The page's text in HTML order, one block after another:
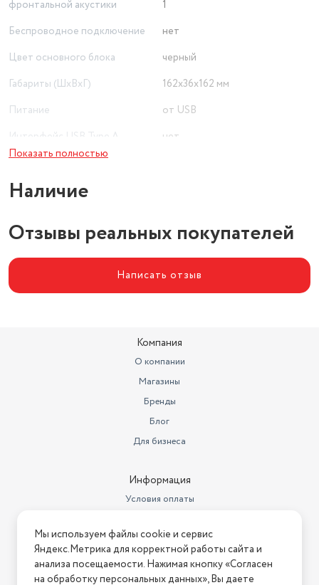
фронтальной акустики
1
Беспроводное подключение
нет
Цвет основного блока
черный
Габариты (ШxВxГ)
162x36x162 мм
Питание
от USB
нет
Показать полностью
Наличие
Отзывы реальных покупателей
Написать отзыв
Компания
О компании
Магазины
Бренды
Блог
Для бизнеса
Информация
Условия оплаты
Условия возврата
Нашли ошибку на сайте? Напишите нам
Мы используем файлы cookie и сервис
Яндекс.Метрика для корректной работы сайта и
анализа посещаемости. Нажимая кнопку «Согласен
на обработку персональных данных», Вы даете